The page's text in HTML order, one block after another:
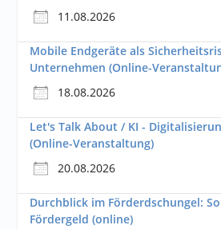
11.08.2026
Mobile Endgeräte als
Unternehmen (Online-
18.08.2026
Let's Talk About / KI -
(Online-Veranstaltung)
20.08.2026
Durchblick im Förderdschungel:
Fördergeld (online)